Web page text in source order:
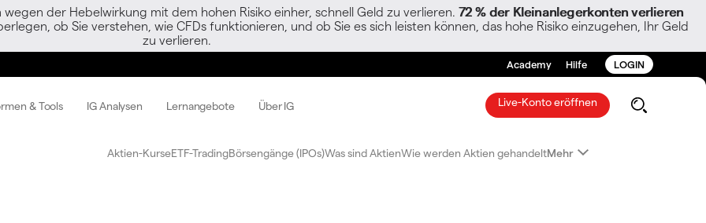
der Hebelwirkung mit dem hohen Risiko einher, schnell Geld zu verlieren. 72 % der Kleinanlegerkonten verlieren
ob Sie verstehen, wie CFDs funktionieren, und ob Sie es sich leisten können, das hohe Risiko einzugehen, Ihr Geld
zu verlieren.
Academy Hilfe LOGIN
& Tools IG Analysen Lernangebote Über IG Live-Konto eröffnen
Aktien-KurseETF-TradingBörsengänge (IPOs)Was sind AktienWie werden Aktien gehandeltMehr